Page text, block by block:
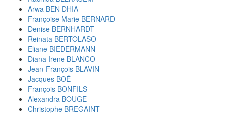
Arwa BEN DHIA
Françoise Marie BERNARD
Denise BERNHARDT
Reinata BERTOLASO
Eliane BIEDERMANN
Diana Irene BLANCO
Jean-François BLAVIN
Jacques BOÉ
François BONFILS
Alexandra BOUGE
Christophe BREGAINT